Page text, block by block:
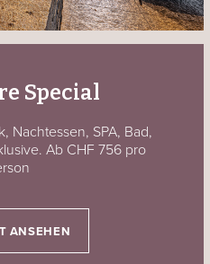
Special
Nachtessen, SPA, Bad,
Ab CHF 756 pro
ANSEHEN